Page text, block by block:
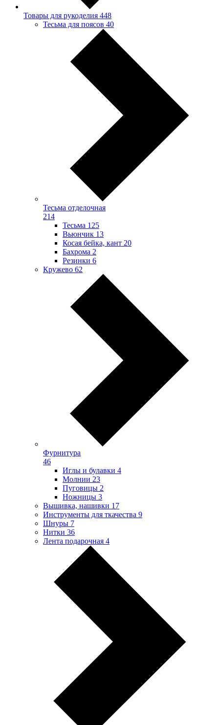
Товары для рукоделия 448
Тесьма для поясов 40
Тесьма отделочная
214
Тесьма 125
Вьюнчик 13
Косая бейка, кант 20
Бахрома 2
Резинки 6
Кружево 62
Фурнитура
46
Иглы и булавки 4
Молнии 23
Пуговицы 2
Ножницы 3
Вышивка, нашивки 17
Инструменты для ткачества 9
Шнуры 7
Нитки 36
Лента подарочная 4